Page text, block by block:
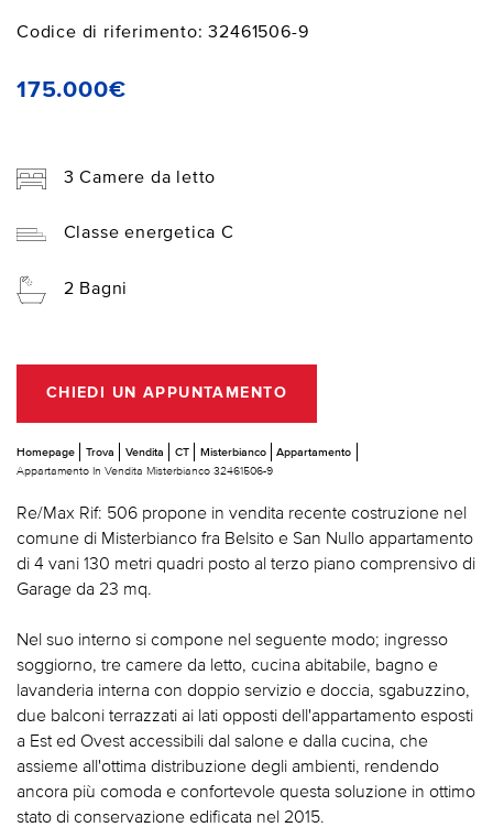
Codice di riferimento: 32461506-9
175.000€
3 Camere da letto
Classe energetica C
2 Bagni
CHIEDI UN APPUNTAMENTO
Homepage Trova Vendita CT Misterbianco
Appartamento
Appartamento In Vendita Misterbianco 32461506-9
Re/Max Rif: 506 propone in vendita recente costruzione nel
comune di Misterbianco fra Belsito e San Nullo appartamento
di 4 vani 130 metri quadri posto al terzo piano comprensivo di
Garage da 23 mq.
Nel suo interno si compone nel seguente modo; ingresso
soggiorno, tre camere da letto, cucina abitabile, bagno e
lavanderia interna con doppio servizio e doccia, sgabuzzino,
due balconi terrazzati ai lati opposti dell'appartamento esposti
a Est ed Ovest accessibili dal salone e dalla cucina, che
assieme all'ottima distribuzione degli ambienti, rendendo
ancora più comoda e confortevole questa soluzione in ottimo
stato di conservazione edificata nel 2015.